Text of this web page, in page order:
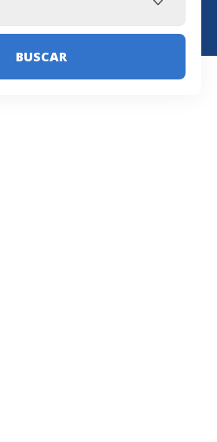
BUSCAR